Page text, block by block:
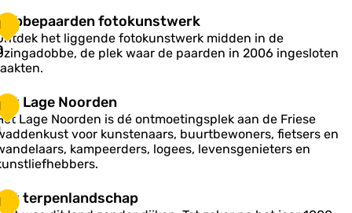
fotokunstwerk
het liggende fotokunstwerk midden in de
de plek waar de paarden in 2006 ingesloten
Lage Noorden
Lage Noorden is dé ontmoetingsplek aan de Friese
voor kunstenaars, buurtbewoners, fietsers en
kampeerders, logees, levensgenieters en
terpenlandschap